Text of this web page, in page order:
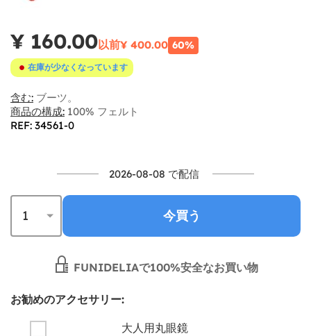
¥ 160.00以前¥ 400.00 60%
在庫が少なくなっています
含む: ブーツ。
商品の構成: 100% フェルト
REF: 34561-0
2026-08-08 で配信
今買う
FUNIDELIAで100%安全なお買い物
お勧めのアクセサリー:
大人用丸眼鏡